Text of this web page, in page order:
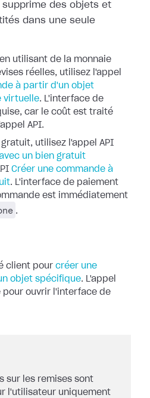
des objets et
dans une seule
utilisant de la monnaie
réelles, utilisez l'appel
à partir d'un objet
virtuelle. L'interface de
car le coût est traité
API.
utilisez l'appel API
un bien gratuit
Créer une commande à
. L'interface de paiement
est immédiatement
.
client pour créer une
objet spécifique. L'appel
pour ouvrir l'interface de
sur les remises sont
l'utilisateur uniquement